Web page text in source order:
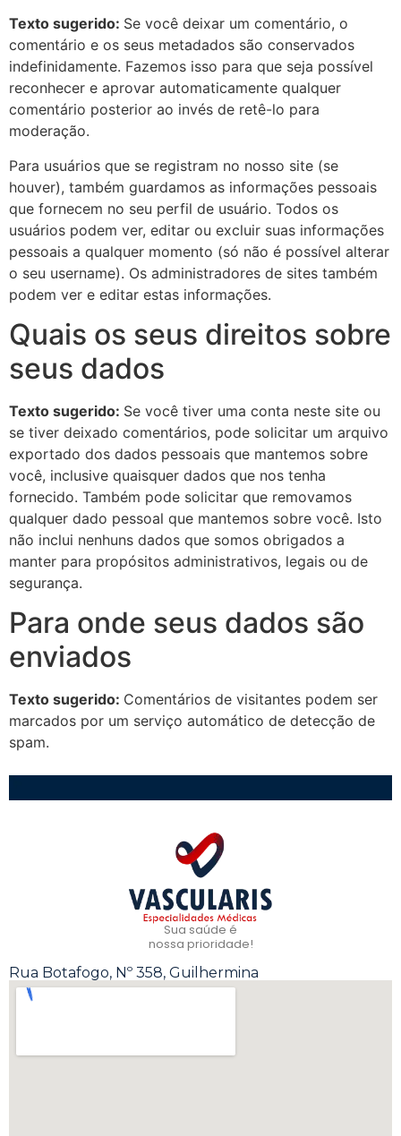
Texto sugerido: Se você deixar um comentário, o
comentário e os seus metadados são conservados
indefinidamente. Fazemos isso para que seja possível
reconhecer e aprovar automaticamente qualquer
comentário posterior ao invés de retê-lo para
moderação.
Para usuários que se registram no nosso site (se
houver), também guardamos as informações pessoais
que fornecem no seu perfil de usuário. Todos os
usuários podem ver, editar ou excluir suas informações
pessoais a qualquer momento (só não é possível alterar
o seu username). Os administradores de sites também
podem ver e editar estas informações.
Quais os seus direitos sobre
seus dados
Texto sugerido: Se você tiver uma conta neste site ou
se tiver deixado comentários, pode solicitar um arquivo
exportado dos dados pessoais que mantemos sobre
você, inclusive quaisquer dados que nos tenha
fornecido. Também pode solicitar que removamos
qualquer dado pessoal que mantemos sobre você. Isto
não inclui nenhuns dados que somos obrigados a
manter para propósitos administrativos, legais ou de
segurança.
Para onde seus dados são
enviados
Texto sugerido: Comentários de visitantes podem ser
marcados por um serviço automático de detecção de
spam.
Sua saúde é
nossa prioridade!
Rua Botafogo, Nº 358, Guilhermina